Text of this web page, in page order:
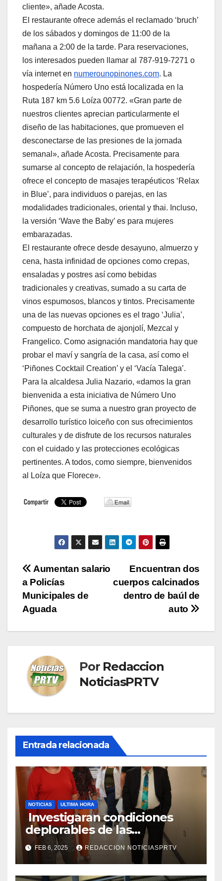
cliente», añade Acosta.
El restaurante ofrece además el reclamado ‘bruch’
de los sábados y domingos de 11:00 de la
mañana a 2:00 de la tarde. Para reservaciones,
los interesados pueden llamar al 787-919-7271 o
vía internet en numerounopinones.com. La
hospedería Número Uno está localizada en la
Ruta 187 km 5.6 Loíza 00772. «Gran parte de
nuestros clientes aprecian particularmente el
diseño de las habitaciones, que promueven el
desconectarse de las presiones de la jornada
semanal», añade Acosta. Precisamente para
sumarse al concepto de relajación, la hospedería
ofrece el concepto de masajes terapéuticos ‘Relax
in Blue’, para individuos o parejas, en las
modalidades tradicionales, oriental y thai. Incluso,
la versión ‘Wave the Baby’ es para mujeres
embarazadas.
El restaurante ofrece desde desayuno, almuerzo y
cena, hasta infinidad de opciones como crepas,
ensaladas y postres así como bebidas
tradicionales y creativas, sumado a su carta de
vinos espumosos, blancos y tintos. Precisamente
una de las nuevas opciones es el trago ‘Julia’,
compuesto de horchata de ajonjolí, Mezcal y
Frangelico. Como asignación mandatoria hay que
probar el maví y sangría de la casa, así como el
‘Piñones Cocktail Creation’ y el ‘Vacía Talega’.
Para la alcaldesa Julia Nazario, «damos la gran
bienvenida a esta iniciativa de Número Uno
Piñones, que se suma a nuestro gran proyecto de
desarrollo turístico loiceño con sus ofrecimientos
culturales y de disfrute de los recursos naturales
con el cuidado y las protecciones ecológicas
pertinentes. A todos, como siempre, bienvenidos
al Loíza que Florece».
Navegación
de
entradas
Encuentran dos
cuerpos calcinados
dentro de baúl de
auto
Aumentan salario
a Policías
Municipales de
Aguada
Por Redaccion
NoticiasPRTV
Entrada relacionada
NOTICIAS ULTIMA HORA
Investigaran condiciones
deplorables de las
facilidades el Departamento
de la Salud en Mayagüez
FEB 6, 2025 REDACCION NOTICIASPRTV